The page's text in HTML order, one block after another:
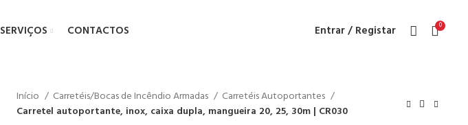
SERVIÇOS CONTACTOS Entrar / Registar 0
Início Carretéis/Bocas de Incêndio Armadas
Carretéis Autoportantes
Carretel autoportante, inox, caixa dupla, mangueira 20, 25, 30m | CR030